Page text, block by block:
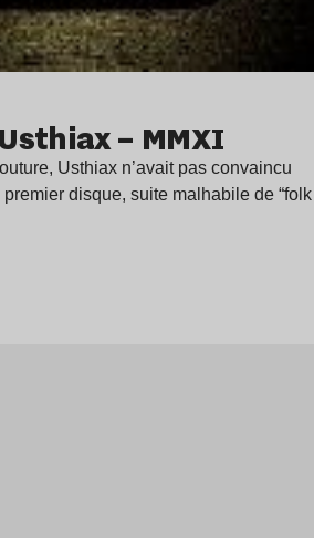
– MMXI
Usthiax n’avait pas convaincu
disque, suite malhabile de “folk